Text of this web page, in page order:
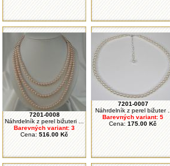
7201-0008
Náhrdelník z perel bižuteri ...
Barevných variant: 3
Cena: 516.00 Kč
7201-0007
Náhrdelník z perel bižuter ...
Barevných variant: 5
Cena: 175.00 Kč